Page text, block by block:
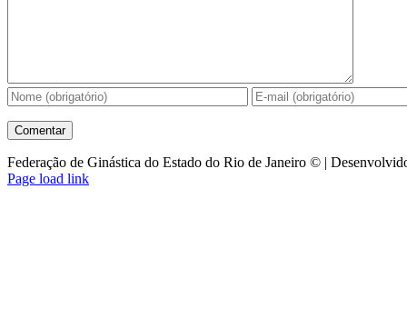
Federação de Ginástica do Estado do Rio de Janeiro © |
Facebook
Instagram
YouTube
Facebook
Page load link